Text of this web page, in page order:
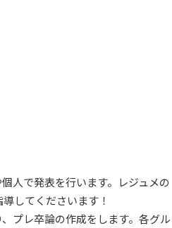
人で発表を行います。レジュメの
してくださいます！
プレ卒論の作成をします。各グル